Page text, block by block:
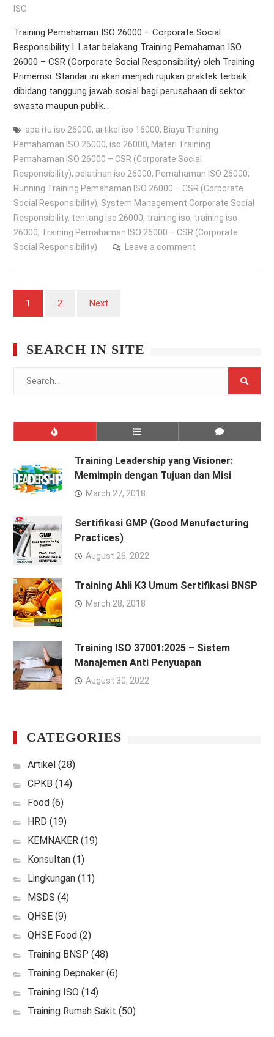
ISO
Training Pemahaman ISO 26000 – Corporate Social
Responsibility I. Latar belakang Training Pemahaman ISO
26000 – CSR (Corporate Social Responsibility) oleh Training
Primemsi. Standar ini akan menjadi rujukan praktek terbaik
dibidang tanggung jawab sosial bagi perusahaan di sektor
swasta maupun publik…
apa itu iso 26000, artikel iso 16000, Biaya Training
Pemahaman ISO 26000, iso 26000, Materi Training
Pemahaman ISO 26000 – CSR (Corporate Social
Responsibility), pelatihan iso 26000, Pemahaman ISO 26000,
Running Training Pemahaman ISO 26000 – CSR (Corporate
Social Responsibility), System Management Corporate Social
Responsibility, tentang iso 26000, training iso, training iso
26000, Training Pemahaman ISO 26000 – CSR (Corporate
Social Responsibility)
Leave a comment
Posts
pagination
1 2 Next
SEARCH IN SITE
Training Leadership yang Visioner:
Memimpin dengan Tujuan dan Misi
March 27, 2018
Sertifikasi GMP (Good Manufacturing
Practices)
August 26, 2022
Training Ahli K3 Umum Sertifikasi BNSP
March 28, 2018
Training ISO 37001:2025 – Sistem
Manajemen Anti Penyuapan
August 30, 2022
CATEGORIES
Artikel (28)
CPKB (14)
Food (6)
HRD (19)
KEMNAKER(19)
Konsultan(1)
Lingkungan(11)
MSDS (4)
QHSE(9)
QHSE Food (2)
Training BNSP (48)
Training Depnaker(6)
Training ISO(14)
Training Rumah Sakit (50)